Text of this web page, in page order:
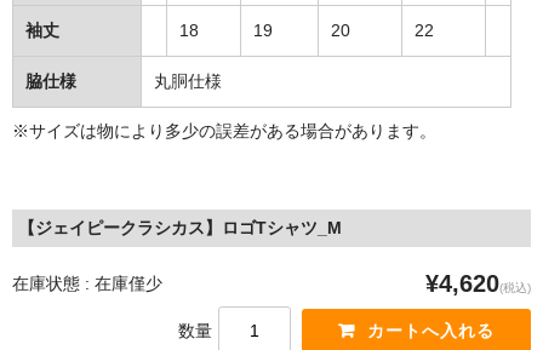
タオル・リストバンド
トートバッグ
雑誌
袖丈 18 19 20 22
脇仕様 丸胴仕様
※サイズは物により多少の誤差がある場合があります。
【ジェイピークラシカス】ロゴTシャツ_M
在庫状態 : 在庫僅少 ¥4,620(税込)
数量